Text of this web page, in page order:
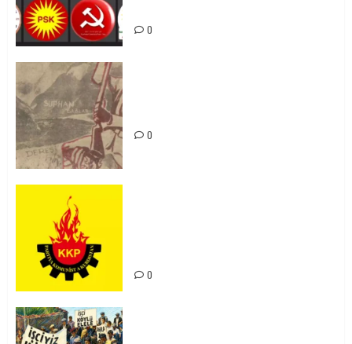
0
0
0